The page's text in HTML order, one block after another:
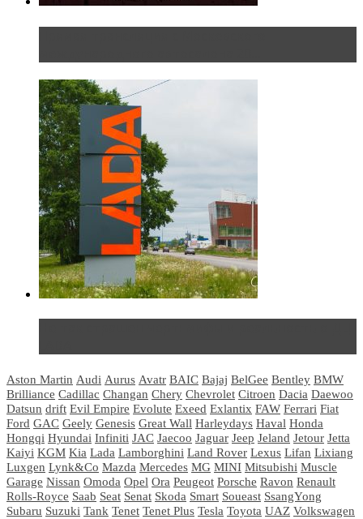
Aston Martin Audi Aurus Avatr BAIC Bajaj BelGee Bentley BMW
Brilliance Cadillac Changan Chery Chevrolet Citroen Dacia Daewoo
Datsun drift Evil Empire Evolute Exeed Exlantix FAW Ferrari Fiat
Ford GAC Geely Genesis Great Wall Harleydays Haval Honda
Hongqi Hyundai Infiniti JAC Jaecoo Jaguar Jeep Jeland Jetour Jetta
Kaiyi KGM Kia Lada Lamborghini Land Rover Lexus Lifan Lixiang
Luxgen Lynk&Co Mazda Mercedes MG MINI Mitsubishi Muscle
Garage Nissan Omoda Opel Ora Peugeot Porsche Ravon Renault
Rolls-Royce Saab Seat Senat Skoda Smart Soueast SsangYong
Subaru Suzuki Tank Tenet Tenet Plus Tesla Toyota UAZ Volkswagen